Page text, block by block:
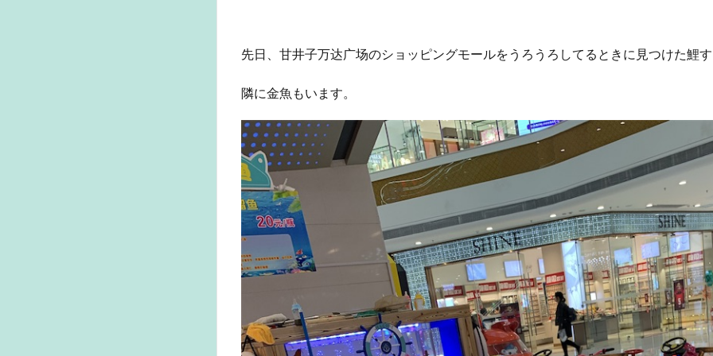
先日、甘井子万达广场のショッピングモールをうろうろしてるときに見つけた鯉
隣に金魚もいます。